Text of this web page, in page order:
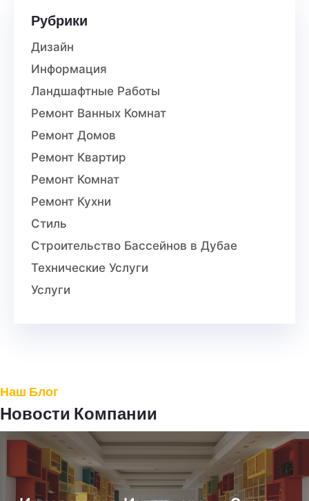
Рубрики
Дизайн
Информация
Ландшафтные Работы
Ремонт Ванных Комнат
Ремонт Домов
Ремонт Квартир
Ремонт Комнат
Ремонт Кухни
Стиль
Строительство Бассейнов в Дубае
Технические Услуги
Услуги
Наш Блог
Новости Компании